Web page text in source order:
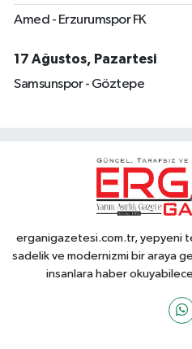
Amed - Erzurumspor FK
17 Ağustos, Pazartesi
Samsunspor - Göztepe
erganigazetesi.com.tr, yepyeni
sadelik ve modernizmi bir araya
insanlara haber